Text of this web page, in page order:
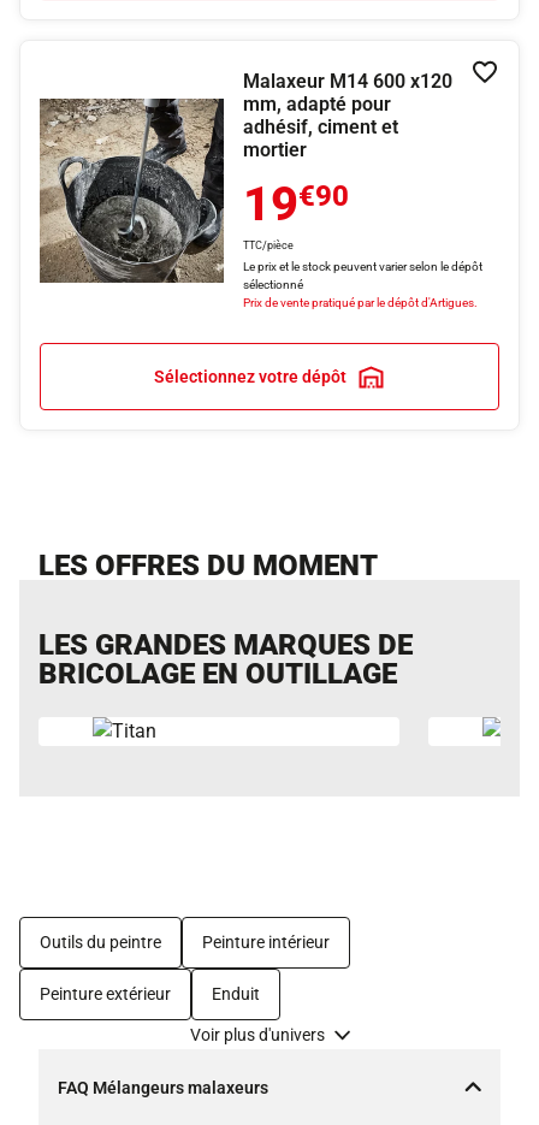
Malaxeur M14 600 x120
mm, adapté pour
adhésif, ciment et
mortier
19€90
TTC/pièce
Le prix et le stock peuvent varier selon le dépôt
sélectionné
Prix de vente pratiqué par le dépôt d'Artigues.
Sélectionnez votre dépôt
LES OFFRES DU MOMENT
LES GRANDES MARQUES DE
BRICOLAGE EN OUTILLAGE
Outils du peintre Peinture intérieur
Peinture extérieur Enduit
Voir plus d'univers
FAQ Mélangeurs malaxeurs